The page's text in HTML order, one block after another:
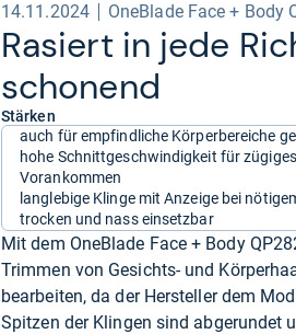
14.11.2024 OneBlade Face + Body
Rasiert in jede
scho­nend
Stärken
auch für empfindliche Körperbereiche
hohe Schnittgeschwindigkeit für zügiges
Vorankommen
langlebige Klinge mit Anzeige bei
trocken und nass einsetzbar
Mit dem OneBlade Face + Body
Trimmen von Gesichts- und
bearbeiten, da der Hersteller dem
Spitzen der Klingen sind abgerundet